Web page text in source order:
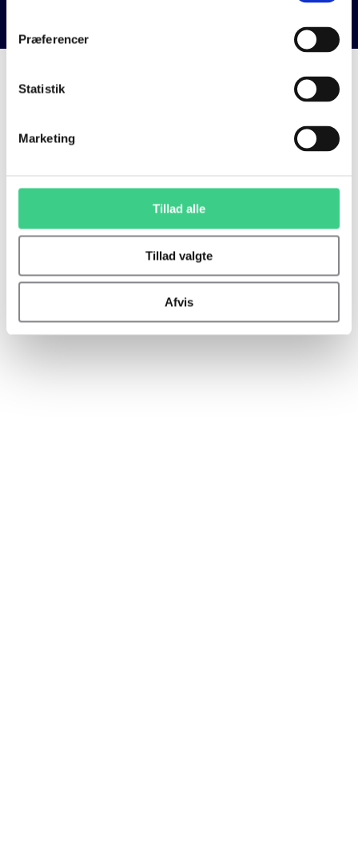
Præferencer
Statistik
Marketing
Tillad alle
Tillad valgte
Afvis